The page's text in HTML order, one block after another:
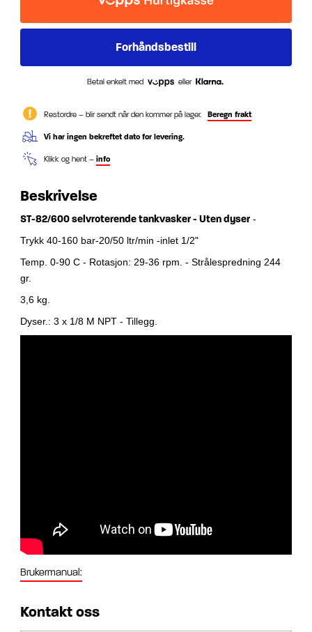
Betal enkelt med eller
Restordre – blir sendt når den kommer på lager. Beregn frakt
Vi har ingen bekreftet dato for levering.
Klikk og hent – info
Beskrivelse
ST-82/600 selvroterende tankvasker - Uten dyser -
Trykk 40-160 bar-20/50 ltr/min -inlet 1/2"
Temp. 0-90 C - Rotasjon: 29-36 rpm. - Strålespredning 244
gr.
3,6 kg.
Dyser.: 3 x 1/8 M NPT - Tillegg.
Brukermanual:
Kontakt oss